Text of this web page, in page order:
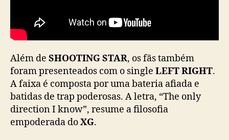
Além de SHOOTING STAR, os fãs também
foram presenteados com o single LEFT RIGHT.
A faixa é composta por uma bateria afiada e
batidas de trap poderosas. A letra, “The only
direction I know”, resume a filosofia
empoderada doXG.